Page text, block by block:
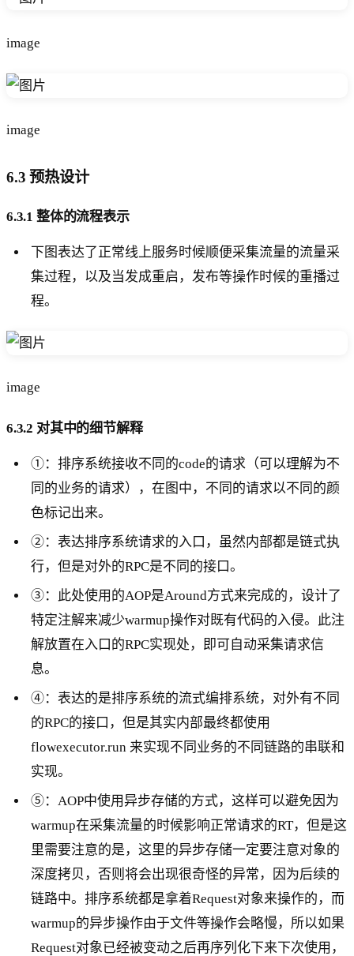
image
image
6.3 预热设计
6.3.1 整体的流程表示
下图表达了正常线上服务时候顺便采集流量的流量采
集过程，以及当发成重启，发布等操作时候的重播过
程。
image
6.3.2 对其中的细节解释
①：排序系统接收不同的code的请求（可以理解为不
同的业务的请求），在图中，不同的请求以不同的颜
色标记出来。
②：表达排序系统请求的入口，虽然内部都是链式执
行，但是对外的RPC是不同的接口。
③：此处使用的AOP是Around方式来完成的，设计了
特定注解来减少warmup操作对既有代码的入侵。此注
解放置在入口的RPC实现处，即可自动采集请求信
息。
④：表达的是排序系统的流式编排系统，对外有不同
的RPC的接口，但是其实内部最终都使用
flowexecutor.run 来实现不同业务的不同链路的串联和
实现。
⑤：AOP中使用异步存储的方式，这样可以避免因为
warmup在采集流量的时候影响正常请求的RT，但是这
里需要注意的是，这里的异步存储一定要注意对象的
深度拷贝，否则将会出现很奇怪的异常，因为后续的
链路中。排序系统都是拿着Request对象来操作的，而
warmup的异步操作由于文件等操作会略慢，所以如果
Request对象已经被变动之后再序列化下来下次使用，